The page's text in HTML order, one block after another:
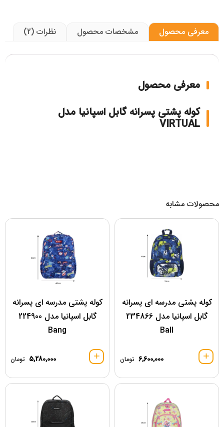
معرفی محصول مشخصات محصول نظرات (2)
معرفی محصول
کوله پشتی پسرانه گابل اسپانیا مدل
VIRTUAL
محصولات مشابه
کوله پشتی مدرسه ای پسرانه
گابل اسپانیا مدل 234866
Ball
6,600,000 تومان
کوله پشتی مدرسه ای پسرانه
گابل اسپانیا مدل 224900
Bang
5,280,000 تومان